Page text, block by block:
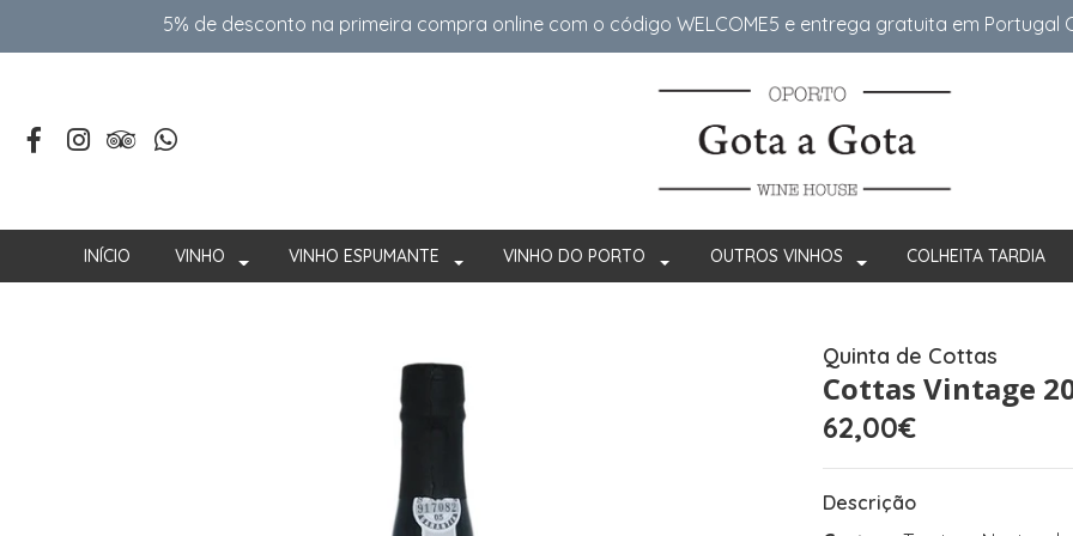
5% de desconto na primeira compra online com o código WELCOME5 e entrega gratuita em
INÍCIO VINHO VINHO ESPUMANTE VINHO DO PORTO OUTROS VINHOS COLHEITA TARDIA
Quinta de Cottas
Cottas Vintage
62,00€
Descrição